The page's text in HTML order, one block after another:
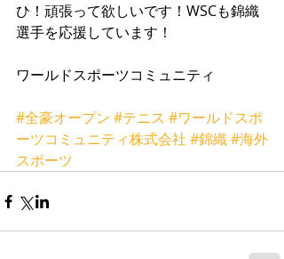
ひ！頑張って欲しいです！WSCも錦織
選手を応援しています！
ワールドスポーツコミュニティ
#全豪オープン #テニス #ワールドスポ
ーツコミュニティ株式会社 #錦織#海外
スポーツ